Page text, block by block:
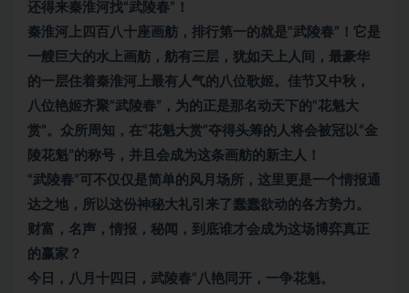
还得来秦淮河找“武陵春”！
秦淮河上四百八十座画舫，排行第一的就是“武陵春”！它是
一艘巨大的水上画舫，舫有三层，犹如天上人间，最豪华
的一层住着秦淮河上最有人气的八位歌姬。佳节又中秋，
八位艳姬齐聚“武陵春”，为的正是那名动天下的“花魁大
赏”。众所周知，在“花魁大赏”夺得头筹的人将会被冠以“金
陵花魁”的称号，并且会成为这条画舫的新主人！
“武陵春”可不仅仅是简单的风月场所，这里更是一个情报通
达之地，所以这份神秘大礼引来了蠢蠢欲动的各方势力。
财富，名声，情报，秘闻，到底谁才会成为这场博弈真正
的赢家？
今日，八月十四日，武陵春“八艳同开，一争花魁。